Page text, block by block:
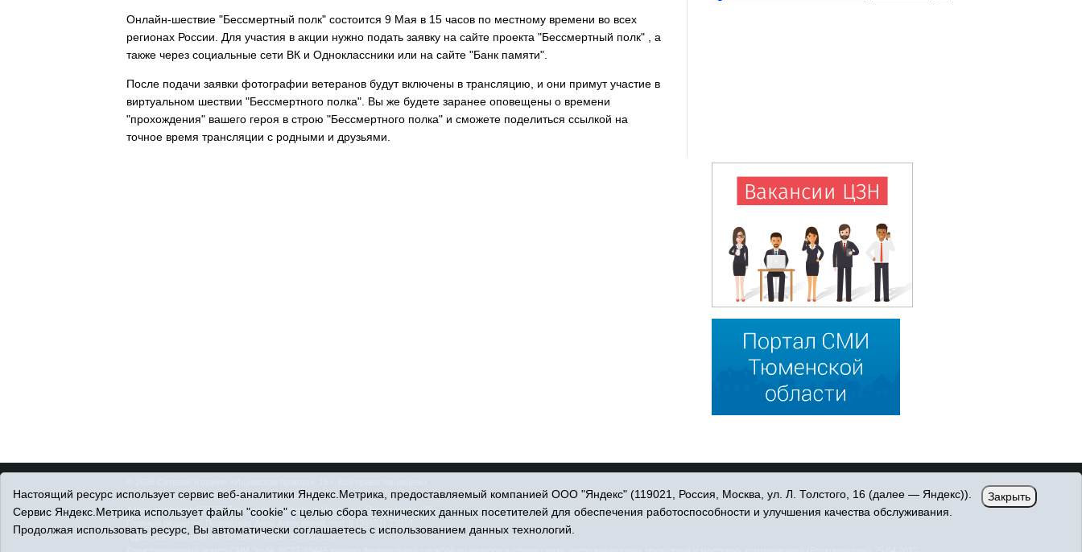
Онлайн-шествие "Бессмертный полк" состоится 9 Мая в 15 часов по местному времени во всех
регионах России. Для участия в акции нужно подать заявку на сайте проекта "Бессмертный полк" , а
также через социальные сети ВК и Одноклассники или на сайте "Банк памяти".
После подачи заявки фотографии ветеранов будут включены в трансляцию, и они примут участие в
виртуальном шествии "Бессмертного полка". Вы же будете заранее оповещены о времени
"прохождения" вашего героя в строю "Бессмертного полка" и сможете поделиться ссылкой на
точное время трансляции с родными и друзьями.
© При использовании материалов ссылка обязательна.
Адрес редакции: 627750 Тюменская область, г. Ишим, ул. Пономарёва, 39.
Адрес электронной почты:IshimPravda-1@obl72.ru
Настоящий ресурс использует сервис веб-аналитики Яндекс.Метрика, предоставляемый компанией ООО "Яндекс" (119021, Россия, Москва, ул. Л. Толстого, 16 (далее — Яндекс)).
Сервис Яндекс.Метрика использует файлы "cookie" с целью сбора технических данных посетителей для обеспечения работоспособности и улучшения качества обслуживания.
Продолжая использовать ресурс, Вы автоматически соглашаетесь с использованием данных технологий.
Закрыть